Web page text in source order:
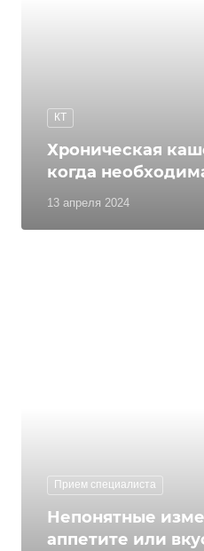
КТ
13 апреля 2024
Хроническая
когда
Прием специалиста
Непонятные
аппетите или